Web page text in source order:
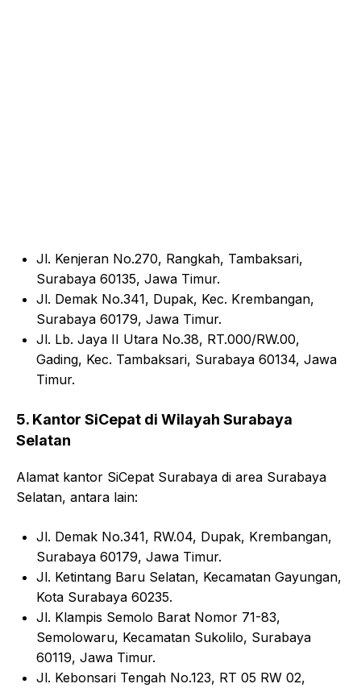
Jl. Kenjeran No.270, Rangkah, Tambaksari,
Surabaya 60135, Jawa Timur.
Jl. Demak No.341, Dupak, Kec. Krembangan,
Surabaya 60179, Jawa Timur.
Jl. Lb. Jaya II Utara No.38, RT.000/RW.00,
Gading, Kec. Tambaksari, Surabaya 60134, Jawa
Timur.
5. Kantor SiCepat di Wilayah Surabaya
Selatan
Alamat kantor SiCepat Surabaya di area Surabaya
Selatan, antara lain:
Jl. Demak No.341, RW.04, Dupak, Krembangan,
Surabaya 60179, Jawa Timur.
Jl. Ketintang Baru Selatan, Kecamatan Gayungan,
Kota Surabaya 60235.
Jl. Klampis Semolo Barat Nomor 71-83,
Semolowaru, Kecamatan Sukolilo, Surabaya
60119, Jawa Timur.
Jl. Kebonsari Tengah No.123, RT 05 RW 02,